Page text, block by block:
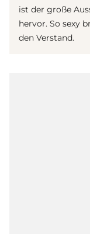
ist der große
hervor. So sexy
den Verstand.